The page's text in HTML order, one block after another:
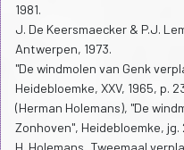
1981.
J. De Keersmaecker & P.J.
Antwerpen, 1973.
"De windmolen van Genk
Heidebloemke, XXV, 1965, p.
(Herman Holemans), "De
Zonhoven", Heidebloemke, jg.
H. Holemans, Tweemaal